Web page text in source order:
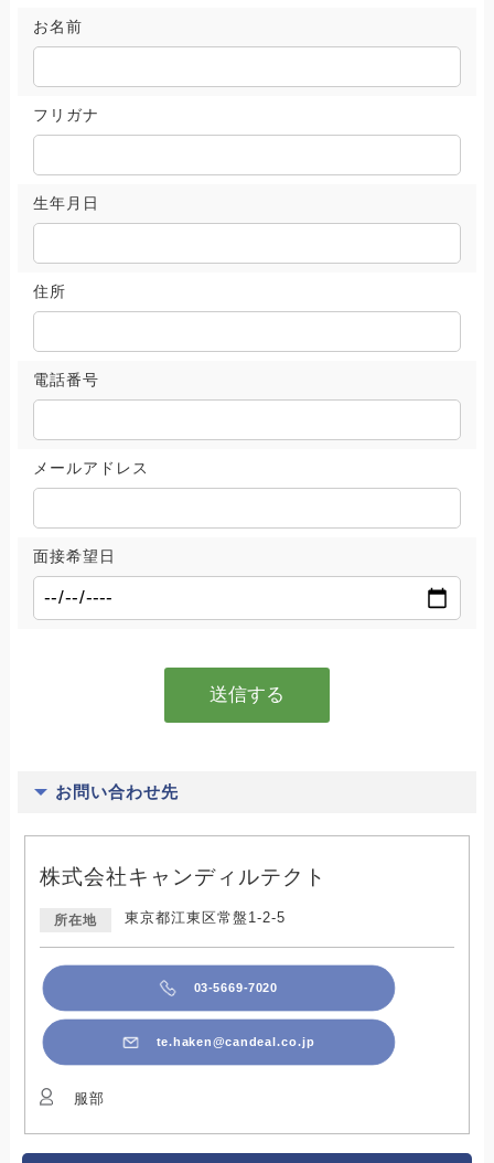
お名前
フリガナ
生年月日
住所
電話番号
メールアドレス
面接希望日
お問い合わせ先
株式会社キャンディルテクト
所在地 東京都江東区常盤1-2-5
03-5669-7020
te.haken@candeal.co.jp
服部